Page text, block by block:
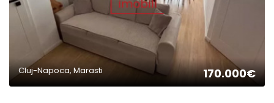
Cluj-Napoca, Marasti 170.000€